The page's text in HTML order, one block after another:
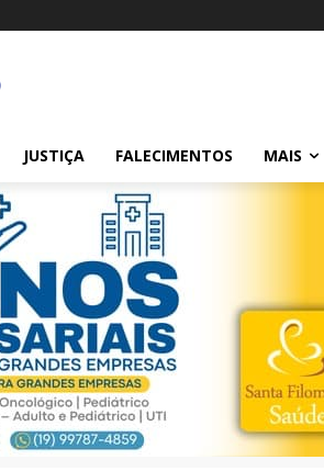
JUSTIÇA FALECIMENTOS MAIS